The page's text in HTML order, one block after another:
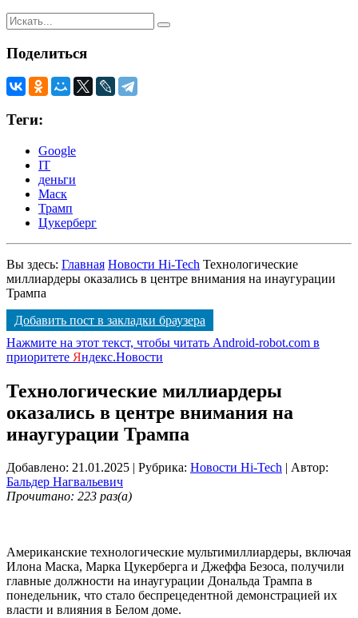
Поделиться
Теги:
Google
IT
деньги
Маск
Трамп
Цукерберг
Вы здесь: Главная Новости Hi-Tech Технологические
миллиардеры оказались в центре внимания на инаугурации
Трампа
Добавить пост в закладки браузера
Нажмите на этот текст, чтобы читать Android-robot.com в
приоритете Яндекс.Новости
Технологические миллиардеры
оказались в центре внимания на
инаугурации Трампа
Добавлено: 21.01.2025 | Рубрика: Новости Hi-Tech | Автор:
Бальдер Нагвальевич
Прочитано: 223 раз(а)
Американские технологические мультимиллиардеры, включая
Илона Маска, Марка Цукерберга и Джеффа Безоса, получили
главные должности на инаугурации Дональда Трампа в
понедельник, что стало беспрецедентной демонстрацией их
власти и влияния в Белом доме.